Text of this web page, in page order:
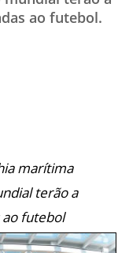
ao futebol.
marítima
terão a
ao futebol